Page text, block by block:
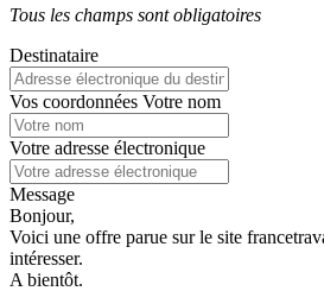
Tous les champs sont obligatoires
Destinataire
Vos coordonnées Votre nom
Votre adresse électronique
Message
Bonjour,
Voici une offre parue sur le site
intéresser.
A bientôt.